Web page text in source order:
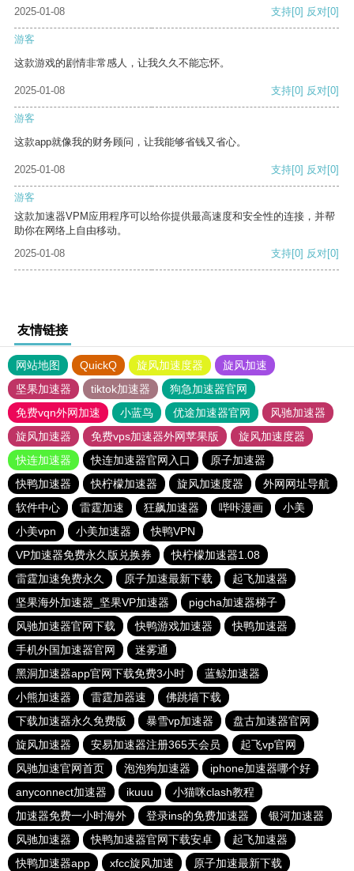
2025-01-08
支持[0] 反对[0]
游客
这款游戏的剧情非常感人，让我久久不能忘怀。
2025-01-08 支持[0] 反对[0]
游客
这款app就像我的财务顾问，让我能够省钱又省心。
2025-01-08 支持[0] 反对[0]
游客
这款加速器VPM应用程序可以给你提供最高速度和安全性的连接，并帮
助你在网络上自由移动。
2025-01-08
支持[0] 反对[0]
友情链接
网站地图 QuickQ 旋风加速度器
旋风加速
坚果加速器
tiktok加速器
狗急加速器官网
免费vqn外网加速
小蓝鸟 优途加速器官网
风驰加速器
旋风加速器
免费vps加速器外网苹果版
旋风加速度器
快连加速器
快连加速器官网入口
原子加速器
快鸭加速器
快柠檬加速器 旋风加速度器
外网网址导航
软件中心
雷霆加速 狂飙加速器 哔咔漫画
小美
小美vpn
小美加速器
快鸭VPN
VP加速器免费永久版兑换券
快柠檬加速器1.08
雷霆加速免费永久
原子加速最新下载
起飞加速器
坚果海外加速器_坚果VP加速器
pigcha加速器梯子
风驰加速器官网下载
快鸭游戏加速器
快鸭加速器
手机外国加速器官网
迷雾通
黑洞加速器app官网下载免费3小时
蓝鲸加速器
小熊加速器
雷霆加器速
佛跳墙下载
下载加速器永久免费版
暴雪vp加速器
盘古加速器官网
旋风加速器
安易加速器注册365天会员
起飞vp官网
风驰加速官网首页
泡泡狗加速器
iphone加速器哪个好
anyconnect加速器
ikuuu
小猫咪clash教程
加速器免费一小时海外
登录ins的免费加速器
银河加速器
风驰加速器
快鸭加速器官网下载安卓
起飞加速器
快鸭加速器app
xfcc旋风加速 原子加速最新下载